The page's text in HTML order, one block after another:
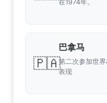
在1974年。
🇵🇦
巴拿马
第二次参加世
表现